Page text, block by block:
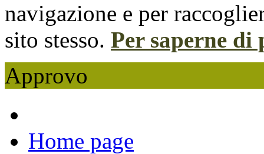
navigazione e per
sito stesso. Per saperne di
Approvo
Home page